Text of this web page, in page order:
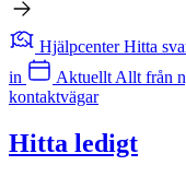
Hjälpcenter Hitta
in
Aktuellt Allt från
kontaktvägar
Hitta ledigt